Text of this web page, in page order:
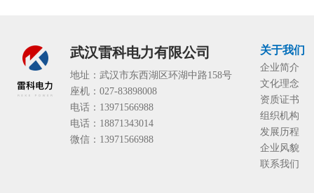
武汉雷科电力有限公司
地址：武汉市东西湖区环湖中路158号
座机：027-83898008
电话：13971566988
电话：18871343014
微信：13971566988
关于我们
企业简介
文化理念
资质证书
组织机构
发展历程
企业风貌
联系我们